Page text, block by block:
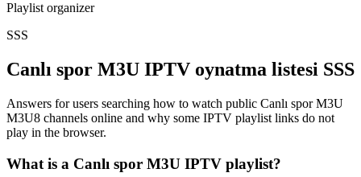
Playlist organizer
SSS
Canlı spor M3U IPTV oynatma listesi SSS
Answers for users searching how to watch public Canlı spor M3U
M3U8 channels online and why some IPTV playlist links do not
play in the browser.
What is a Canlı spor M3U IPTV playlist?